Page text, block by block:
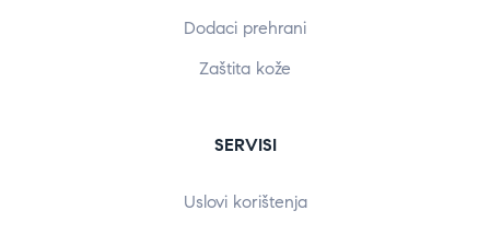
Dodaci prehrani
Zaštita kože
SERVISI
Uslovi korištenja